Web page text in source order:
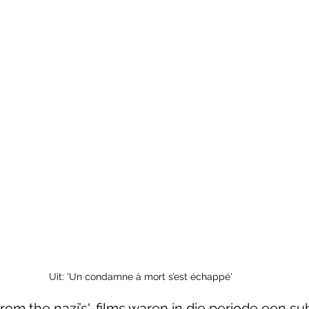
Uit: 'Un condamne à mort s’est échappé'